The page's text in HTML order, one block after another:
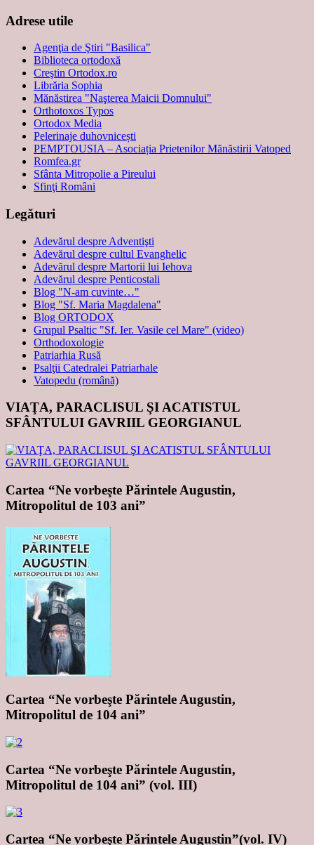
Adrese utile
Agenţia de Ştiri "Basilica"
Biblioteca ortodoxă
Creştin Ortodox.ro
Librăria Sophia
Mănăstirea "Naşterea Maicii Domnului"
Orthotoxos Typos
Ortodox Media
Pelerinaje duhovnicești
PEMPTOUSIA – Asociația Prietenilor Mănăstirii Vatoped
Romfea.gr
Sfânta Mitropolie a Pireului
Sfinţi Români
Legături
Adevărul despre Adventişti
Adevărul despre cultul Evanghelic
Adevărul despre Martorii lui Iehova
Adevărul despre Penticostali
Blog "N-am cuvinte…"
Blog "Sf. Maria Magdalena"
Blog ORTODOX
Grupul Psaltic "Sf. Ier. Vasile cel Mare" (video)
Orthodoxologie
Patriarhia Rusă
Psalţii Catedralei Patriarhale
Vatopedu (română)
VIAŢA, PARACLISUL ŞI ACATISTUL
SFÂNTULUI GAVRIIL GEORGIANUL
Cartea “Ne vorbeşte Părintele Augustin,
Mitropolitul de 103 ani”
Cartea “Ne vorbeşte Părintele Augustin,
Mitropolitul de 104 ani”
Cartea “Ne vorbeşte Părintele Augustin,
Mitropolitul de 104 ani” (vol. III)
Cartea “Ne vorbeşte Părintele Augustin”(vol. IV)